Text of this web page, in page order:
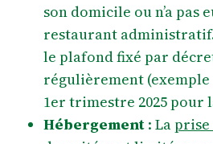
son domicile ou n’a pas
restaurant
le plafond fixé par
régulièrement (exemple
1er trimestre 2025 pour
Hébergement : Laprise